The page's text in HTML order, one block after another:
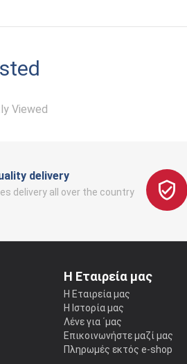
Viewed
delivery
delivery all over the country
Η Εταιρεία μας
Η Εταιρεία μας
Η Ιστορία μας
Λένε για ΄μας
Επικοινωνήστε μαζί μας
Πληρωμές εκτός e-shop